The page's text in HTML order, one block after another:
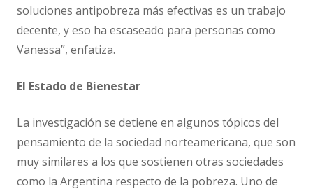
soluciones antipobreza más efectivas es un trabajo
decente, y eso ha escaseado para personas como
Vanessa”, enfatiza.
El Estado de Bienestar
La investigación se detiene en algunos tópicos del
pensamiento de la sociedad norteamericana, que son
muy similares a los que sostienen otras sociedades
como la Argentina respecto de la pobreza. Uno de